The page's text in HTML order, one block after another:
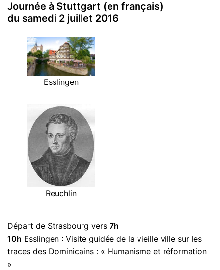
Journée à Stuttgart (en français)
du samedi 2 juillet 2016
Esslingen
Reuchlin
Départ de Strasbourg vers 7h
10h Esslingen : Visite guidée de la vieille ville sur les
traces des Dominicains : « Humanisme et réformation
»